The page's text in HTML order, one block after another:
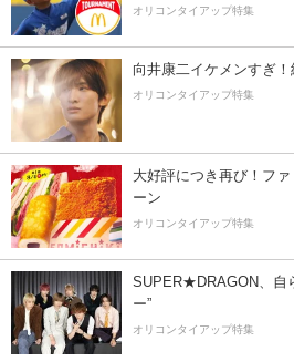
オリコンタイアップ特集
向井康二イケメンすぎ！
オリコンタイアップ特集
大好評につき再び！フ
ーン
オリコンタイアップ特集
SUPER★DRAGON、自
ー”
オリコンタイアップ特集